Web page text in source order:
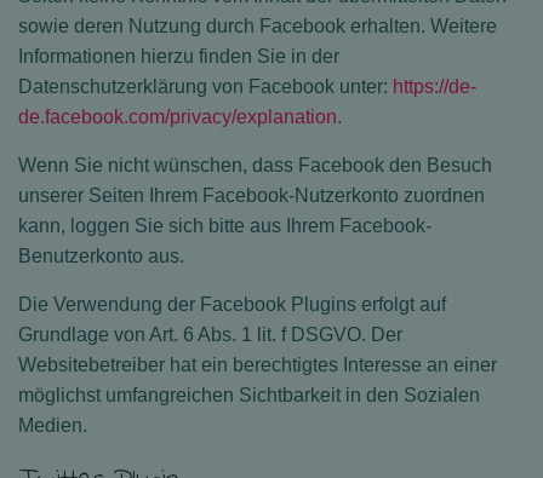
sowie deren Nutzung durch Facebook erhalten. Weitere
Informationen hierzu finden Sie in der
Datenschutzerklärung von Facebook unter: https://de-
de.facebook.com/privacy/explanation.
Wenn Sie nicht wünschen, dass Facebook den Besuch
unserer Seiten Ihrem Facebook-Nutzerkonto zuordnen
kann, loggen Sie sich bitte aus Ihrem Facebook-
Benutzerkonto aus.
Die Verwendung der Facebook Plugins erfolgt auf
Grundlage von Art. 6 Abs. 1 lit. f DSGVO. Der
Websitebetreiber hat ein berechtigtes Interesse an einer
möglichst umfangreichen Sichtbarkeit in den Sozialen
Medien.